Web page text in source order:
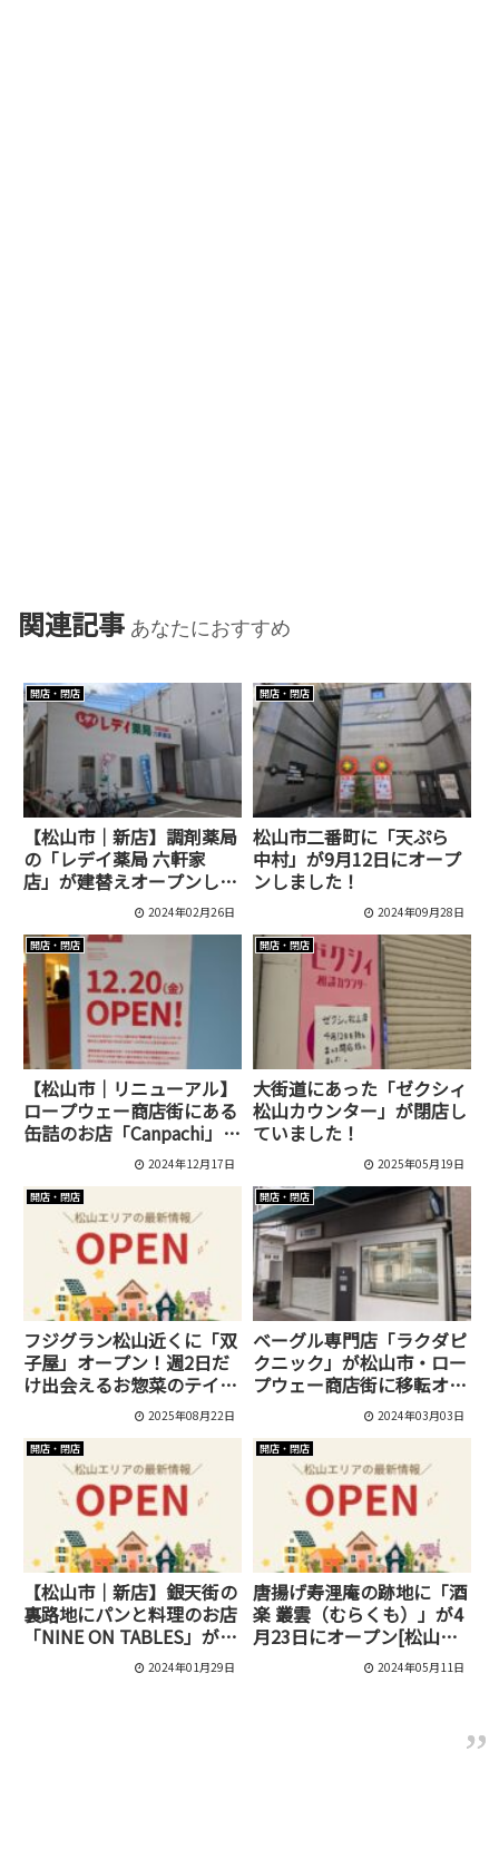
関連記事 あなたにおすすめ
開店・閉店
【松山市｜新店】調剤薬局
の「レデイ薬局 六軒家
店」が建替えオープンして
2024年02月26日
開店・閉店
松山市二番町に「天ぷら
中村」が9月12日にオープ
ンしました！
2024年09月28日
開店・閉店
【松山市｜リニューアル】
ロープウェー商店街にある
缶詰のお店「Canpachi」が
鯛のお土産専門店へと生ま
れ変わります！[メデタイ
ム]
2024年12月17日
開店・閉店
大街道にあった「ゼクシィ
松山カウンター」が閉店し
ていました！
2025年05月19日
開店・閉店
フジグラン松山近くに「双
子屋」オープン！週2日だ
け出会えるお惣菜のテイク
2025年08月22日
開店・閉店
ベーグル専門店「ラクダピ
クニック」が松山市・ロー
プウェー商店街に移転オー
プンされました 2024年03月03日
開店・閉店
【松山市｜新店】銀天街の
裏路地にパンと料理のお店
「NINE ON TABLES」がオ
2024年01月29日
開店・閉店
唐揚げ寿浬庵の跡地に「酒
楽 叢雲（むらくも）」が4
月23日にオープン[松山市/
2024年05月11日